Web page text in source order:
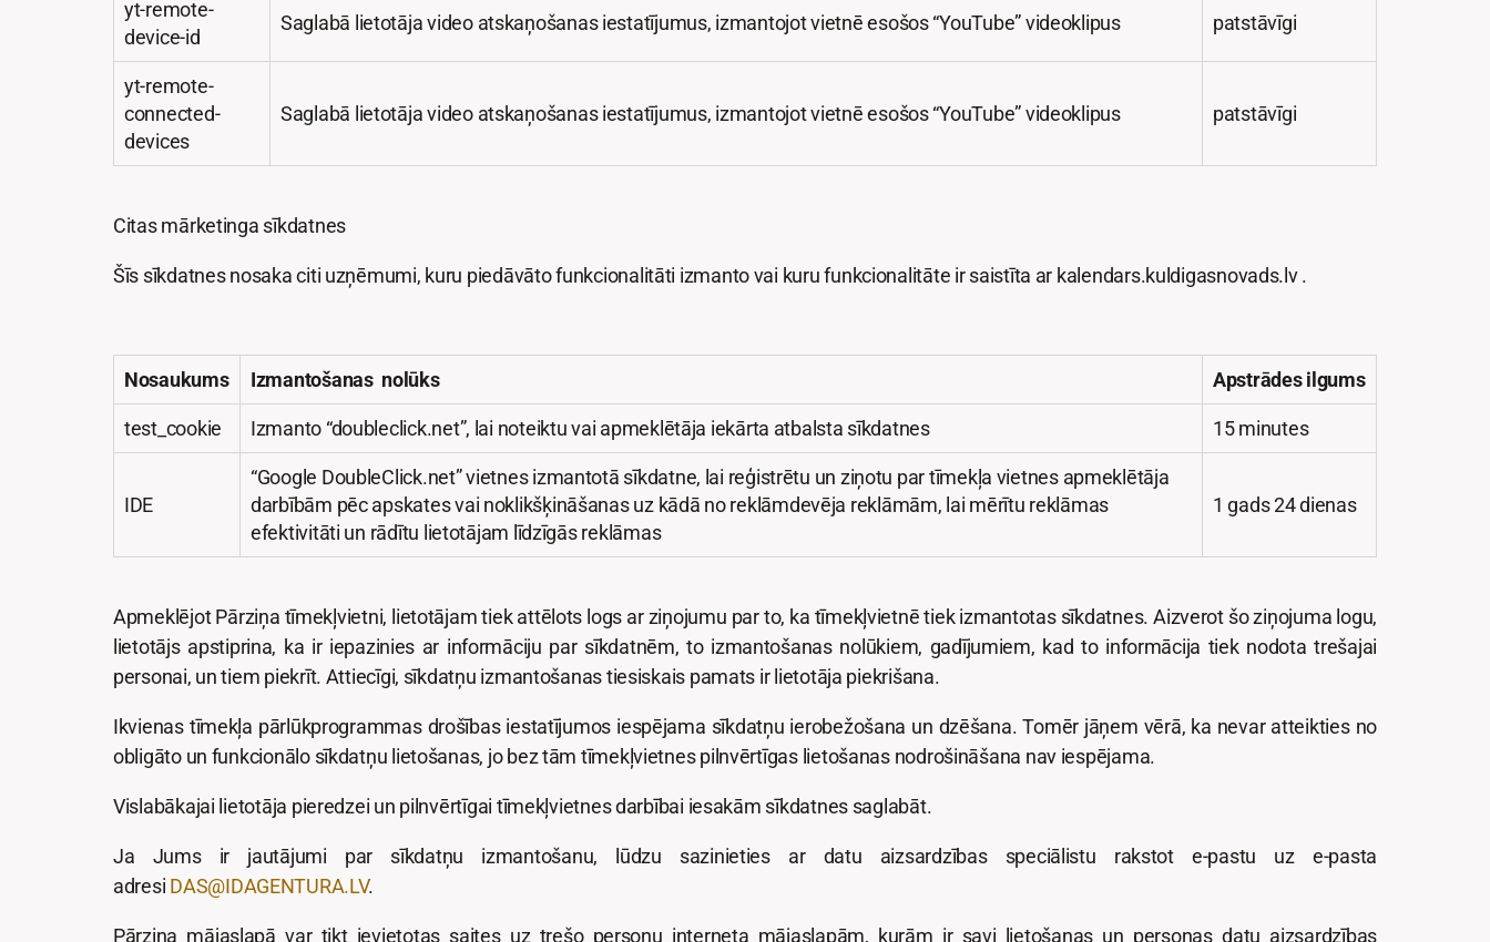
yt-remote-
device-id
Saglabā lietotāja video atskaņošanas iestatījumus, izmantojot vietnē esošos “YouTube” videoklipus patstāvīgi
yt-remote-
connected-
devices
Saglabā lietotāja video atskaņošanas iestatījumus, izmantojot vietnē esošos “YouTube” videoklipus patstāvīgi
Citas mārketinga sīkdatnes
Šīs sīkdatnes nosaka citi uzņēmumi, kuru piedāvāto funkcionalitāti izmanto vai kuru funkcionalitāte ir saistīta ar kalendars.kuldigasnovads.lv .
Nosaukums Izmantošanas nolūks Apstrādes ilgums
test_cookie Izmanto “doubleclick.net”, lai noteiktu vai apmeklētāja iekārta atbalsta sīkdatnes 15 minutes
IDE
“Google DoubleClick.net” vietnes izmantotā sīkdatne, lai reģistrētu un ziņotu par tīmekļa vietnes apmeklētāja
darbībām pēc apskates vai noklikšķināšanas uz kādā no reklāmdevēja reklāmām, lai mērītu reklāmas
efektivitāti un rādītu lietotājam līdzīgās reklāmas
1 gads 24 dienas
Apmeklējot Pārziņa tīmekļvietni, lietotājam tiek attēlots logs ar ziņojumu par to, ka tīmekļvietnē tiek izmantotas sīkdatnes. Aizverot šo ziņojuma logu,
lietotājs apstiprina, ka ir iepazinies ar informāciju par sīkdatnēm, to izmantošanas nolūkiem, gadījumiem, kad to informācija tiek nodota trešajai
personai, un tiem piekrīt. Attiecīgi, sīkdatņu izmantošanas tiesiskais pamats ir lietotāja piekrišana.
Ikvienas tīmekļa pārlūkprogrammas drošības iestatījumos iespējama sīkdatņu ierobežošana un dzēšana. Tomēr jāņem vērā, ka nevar atteikties no
obligāto un funkcionālo sīkdatņu lietošanas, jo bez tām tīmekļvietnes pilnvērtīgas lietošanas nodrošināšana nav iespējama.
Vislabākajai lietotāja pieredzei un pilnvērtīgai tīmekļvietnes darbībai iesakām sīkdatnes saglabāt.
Ja Jums ir jautājumi par sīkdatņu izmantošanu, lūdzu sazinieties ar datu aizsardzības speciālistu rakstot e-pastu uz e-pasta
adresi DAS@IDAGENTURA.LV.
Pārziņa mājaslapā var tikt ievietotas saites uz trešo personu interneta mājaslapām, kurām ir savi lietošanas un personas datu aizsardzības